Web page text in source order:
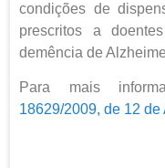
condições de
prescritos a
demência de
Para mais
18629/2009, de 12 de